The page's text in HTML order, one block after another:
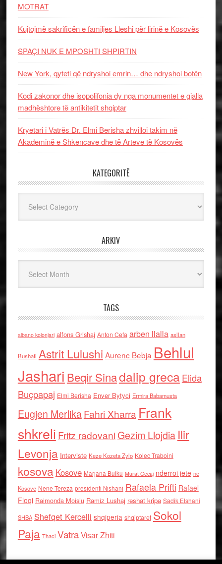
MOTRAT
Kujtojmë sakrificën e familjes Lleshi për lirinë e Kosovës
SPAÇI NUK E MPOSHTI SHPIRTIN
New York, qyteti që ndryshoi emrin… dhe ndryshoi botën
Kodi zakonor dhe isopolifonia dy nga monumentet e gjalla
madhështore të antikitetit shqiptar
Kryetari i Vatrës Dr. Elmi Berisha zhvilloi takim në
Akademinë e Shkencave dhe të Arteve të Kosovës
KATEGORITË
ARKIV
TAGS
albano kolonjari alfons Grishaj Anton Cefa arben llalla asllan
Bushati Astrit Lulushi Aurenc Bebja Behlul
Jashari Beqir Sinadalip grecaElida
Buçpapaj Elmi Berisha Enver Bytyci Ermira Babamusta
Eugjen MerlikaFahri Xharra Frank
shkreli Fritz radovaniGezim Llojdia Ilir
Levonja Interviste Keze Kozeta Zylo Kolec Traboini
kosova Kosove Marjana Bulku Murat Gecaj nderroi jete ne
Kosove Nene Tereza presidenti Nishani Rafaela Prifti Rafael
Floqi Raimonda Moisiu Ramiz Lushaj reshat kripa Sadik Elshani
SHBA Shefqet Kercelli shqiperia shqiptaret Sokol
Paja Thaci VatraVisar Zhiti